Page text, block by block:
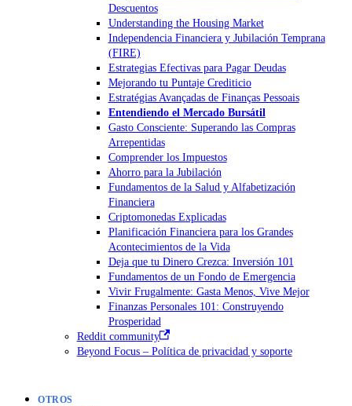
Descuentos
Understanding the Housing Market
Independencia Financiera y Jubilación Temprana
(FIRE)
Estrategias Efectivas para Pagar Deudas
Mejorando tu Puntaje Crediticio
Estratégias Avançadas de Finanças Pessoais
Entendiendo el Mercado Bursátil
Gasto Consciente: Superando las Compras
Arrepentidas
Comprender los Impuestos
Ahorro para la Jubilación
Fundamentos de la Salud y Alfabetización
Financiera
Criptomonedas Explicadas
Planificación Financiera para los Grandes
Acontecimientos de la Vida
Deja que tu Dinero Crezca: Inversión 101
Fundamentos de un Fondo de Emergencia
Vivir Frugalmente: Gasta Menos, Vive Mejor
Finanzas Personales 101: Construyendo
Prosperidad
Reddit community
Beyond Focus – Política de privacidad y soporte
OTROS